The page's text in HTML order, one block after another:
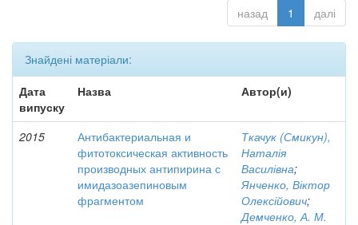
назад 1 далі
Знайдені матеріали:
Дата
випуску
Назва Автор(и)
2015
Антибактериальная и
фитотоксическая активность
производных антипирина с
имидазоазепиновым
фрагментом
Ткачук (Смикун),
Наталія
Василівна;
Янченко, Віктор
Олексійович;
Демченко, А. М.